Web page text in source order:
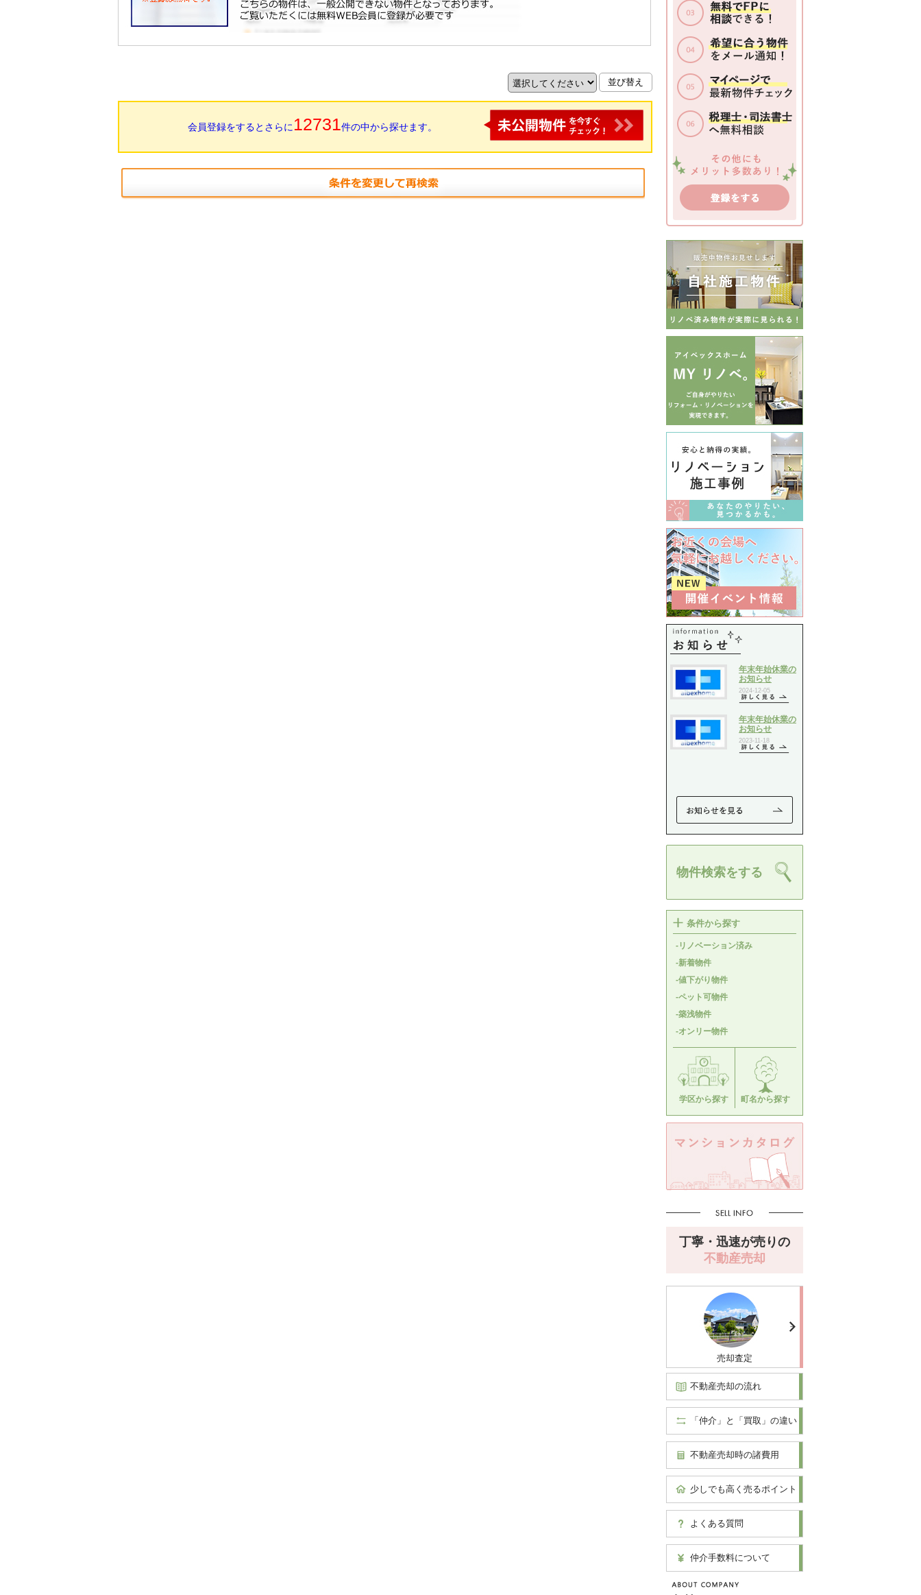
会員登録をするとさらに 12731件の中から探せます。
物件検索をする
条件から探す
-リノベーション済み
-新着物件
-値下がり物件
-ペット可物件
-築浅物件
-オンリー物件
学区から探す 町名から探す
丁寧・迅速が売りの
不動産売却
売却査定
不動産売却の流れ
「仲介」と「買取」の違い
不動産売却時の諸費用
少しでも高く売るポイント
よくある質問
仲介手数料について